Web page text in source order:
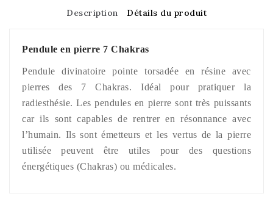
Description Détails du produit
Pendule en pierre 7 Chakras
Pendule divinatoire pointe torsadée en résine avec
pierres des 7 Chakras.Idéal pour pratiquer la
radiesthésie.Les pendules en pierre sont très puissants
car ils sont capables de rentrer en résonnance avec
l’humain. Ils sont émetteurs et les vertus de la pierre
utilisée peuvent être utiles pour des questions
énergétiques (Chakras) ou médicales.